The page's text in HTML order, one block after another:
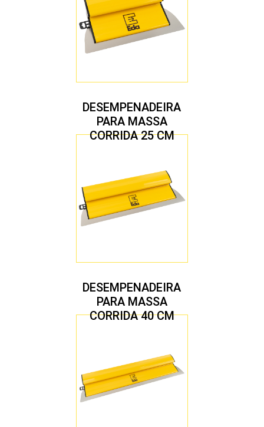
DESEMPENADEIRA
PARA MASSA
CORRIDA 25 CM
DESEMPENADEIRA
PARA MASSA
CORRIDA 40 CM